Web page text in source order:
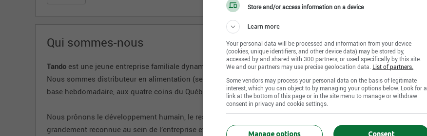
Qui sommes-nous
Tando est une jeune entreprise familiale dynamique qui a le vent dans les voiles depuis plus de dix ans.
Nous sommes distributeur en alimentation (secteur détail) et nous couvrons plus de 300 clients, sur une
base hebdomadaire, aux quatre coins du Québec.
Nous prônons le développement humain, le respect et les bonnes relations d’affaires. Chaque employé est
grandement reconnue au sein de l’entreprise et nous offrons plusieurs opportunités d’avancement, des
Store and/or access information on a device
Learn more
Your personal data will be processed and information from your device
(cookies, unique identifiers, and other device data) may be stored by,
accessed by and shared with 300 partners, or used specifically by this site.
We and our partners may use precise geolocation data. List of partners.
Some vendors may process your personal data on the basis of legitimate
interest, which you can object to by managing your options below. Look for a
link at the bottom of this page or in the site menu to manage or withdraw
consent in privacy and cookie settings.
Consent
Manage options